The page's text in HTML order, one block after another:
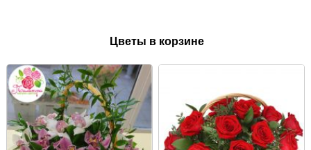
Цветы в корзине